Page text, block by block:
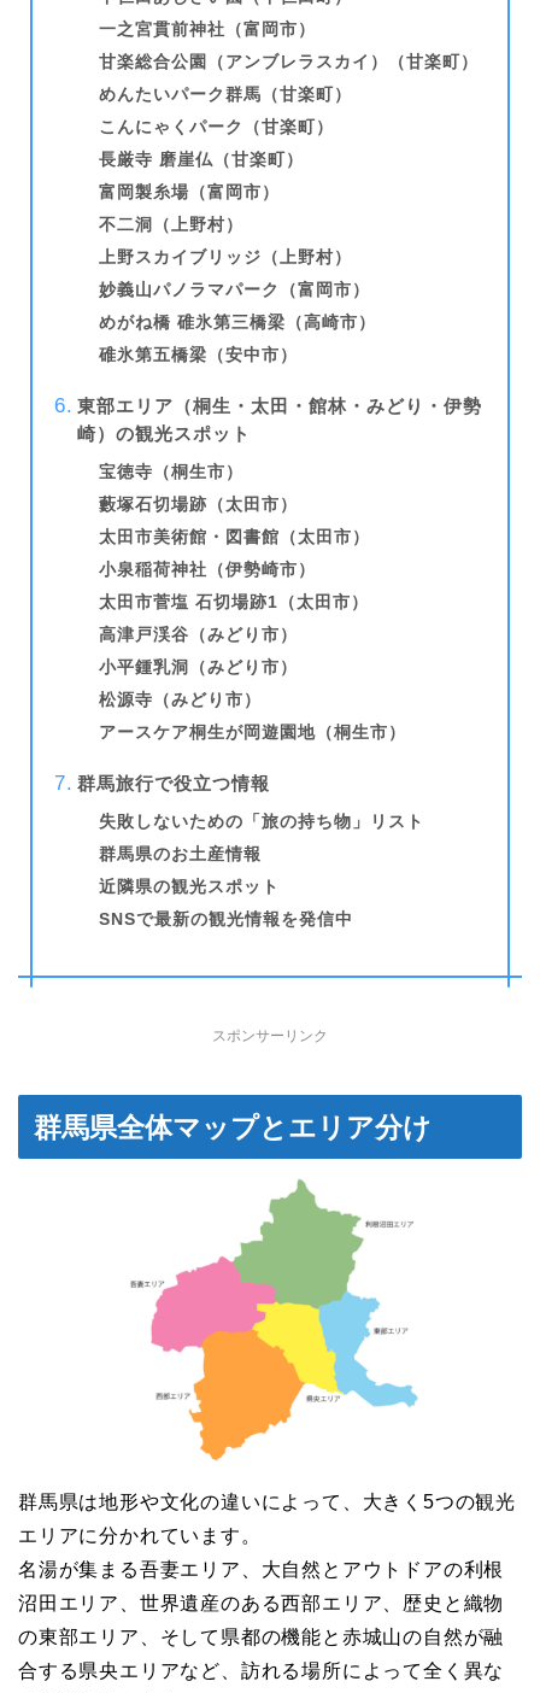
一之宮貫前神社（富岡市）
甘楽総合公園（アンブレラスカイ）（甘楽町）
めんたいパーク群馬（甘楽町）
こんにゃくパーク（甘楽町）
長厳寺 磨崖仏（甘楽町）
富岡製糸場（富岡市）
不二洞（上野村）
上野スカイブリッジ（上野村）
妙義山パノラマパーク（富岡市）
めがね橋 碓氷第三橋梁（高崎市）
碓氷第五橋梁（安中市）
東部エリア（桐生・太田・館林・みどり・伊勢
崎）の観光スポット
宝徳寺（桐生市）
藪塚石切場跡（太田市）
太田市美術館・図書館（太田市）
小泉稲荷神社（伊勢崎市）
太田市菅塩 石切場跡1（太田市）
高津戸渓谷（みどり市）
小平鍾乳洞（みどり市）
松源寺（みどり市）
アースケア桐生が岡遊園地（桐生市）
群馬旅行で役立つ情報
失敗しないための「旅の持ち物」リスト
群馬県のお土産情報
近隣県の観光スポット
SNSで最新の観光情報を発信中
スポンサーリンク
群馬県全体マップとエリア分け
群馬県は地形や文化の違いによって、大きく5つの観光
エリアに分かれています。
名湯が集まる吾妻エリア、大自然とアウトドアの利根
沼田エリア、世界遺産のある西部エリア、歴史と織物
の東部エリア、そして県都の機能と赤城山の自然が融
合する県央エリアなど、訪れる場所によって全く異な